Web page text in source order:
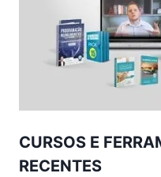
CURSOS E
RECENTES